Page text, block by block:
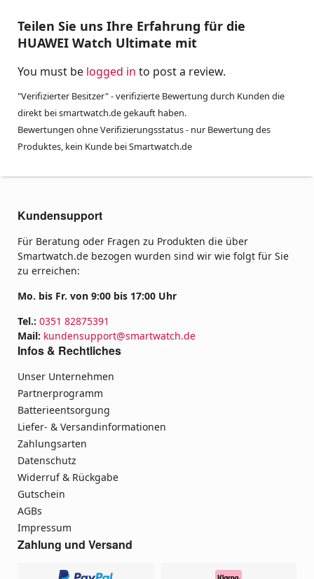
Teilen Sie uns Ihre Erfahrung für die
HUAWEI Watch Ultimate mit
You must be logged in to post a review.
"Verifizierter Besitzer" - verifizierte Bewertung durch Kunden die
direkt bei smartwatch.de gekauft haben.
Bewertungen ohne Verifizierungsstatus - nur Bewertung des
Produktes, kein Kunde bei Smartwatch.de
Kundensupport
Für Beratung oder Fragen zu Produkten die über
Smartwatch.de bezogen wurden sind wir wie folgt für Sie
zu erreichen:
Mo. bis Fr. von 9:00 bis 17:00 Uhr
Tel.: 0351 82875391
Mail: kundensupport@smartwatch.de
Infos & Rechtliches
Unser Unternehmen
Partnerprogramm
Batterieentsorgung
Liefer- & Versandinformationen
Zahlungsarten
Datenschutz
Widerruf & Rückgabe
Gutschein
AGBs
Impressum
Zahlung und Versand